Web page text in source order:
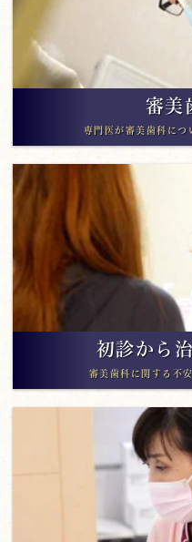
審美
専門医が審美歯科につ
初診から
審美歯科に関する不